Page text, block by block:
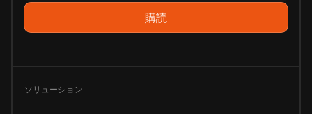
ソリューション